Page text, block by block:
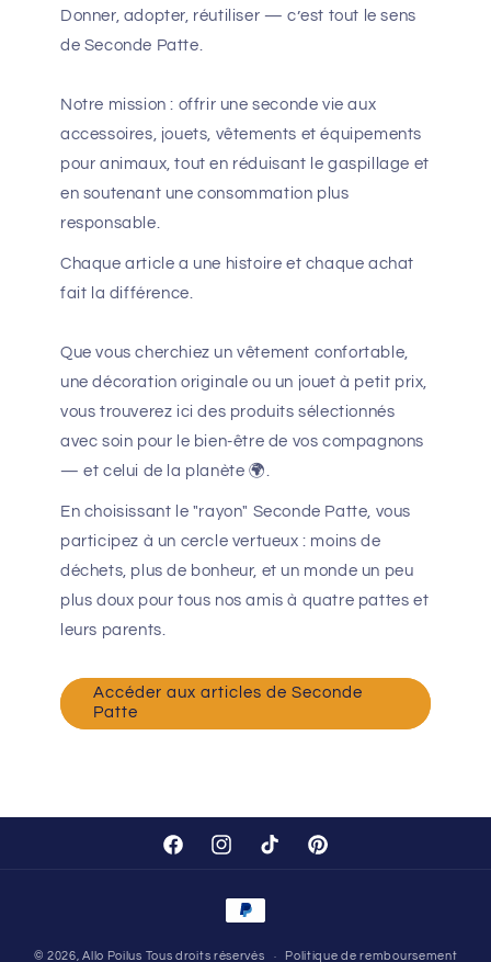
Donner, adopter, réutiliser — c’est tout le sens
de Seconde Patte.
Notre mission : offrir une seconde vie aux
accessoires, jouets, vêtements et équipements
pour animaux, tout en réduisant le gaspillage et
en soutenant une consommation plus
responsable.
Chaque article a une histoire et chaque achat
fait la différence.
Que vous cherchiez un vêtement confortable,
une décoration originale ou un jouet à petit prix,
vous trouverez ici des produits sélectionnés
avec soin pour le bien-être de vos compagnons
— et celui de la planète 🌍.
En choisissant le "rayon" Seconde Patte, vous
participez à un cercle vertueux : moins de
déchets, plus de bonheur, et un monde un peu
plus doux pour tous nos amis à quatre pattes et
leurs parents.
Accéder aux articles de Seconde
Patte
FacebookInstagramTikTok Pinterest
Moyens
© 2026,Allo Poilus Tous droits réservés Politique de remboursement